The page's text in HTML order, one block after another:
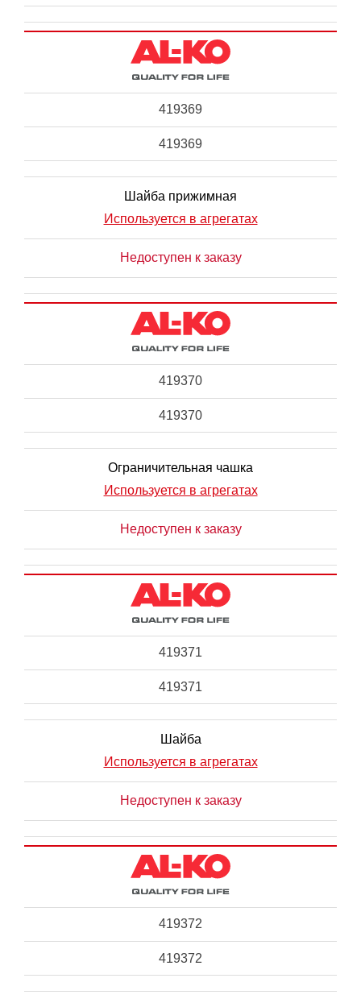
419369
419369
Шайба прижимная
Используется в агрегатах
Недоступен к заказу
419370
419370
Ограничительная чашка
Используется в агрегатах
Недоступен к заказу
419371
419371
Шайба
Используется в агрегатах
Недоступен к заказу
419372
419372